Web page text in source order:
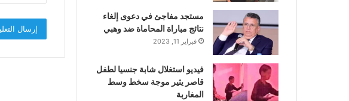
مستجد مفاجئ في دعوى إلغاء
نتائج مباراة المحاماة ضد وهبي
فبراير 11, 2023
فيديو استغلال شابة جنسيا لطفل
قاصر يثير موجة سخط وسط
المغاربة